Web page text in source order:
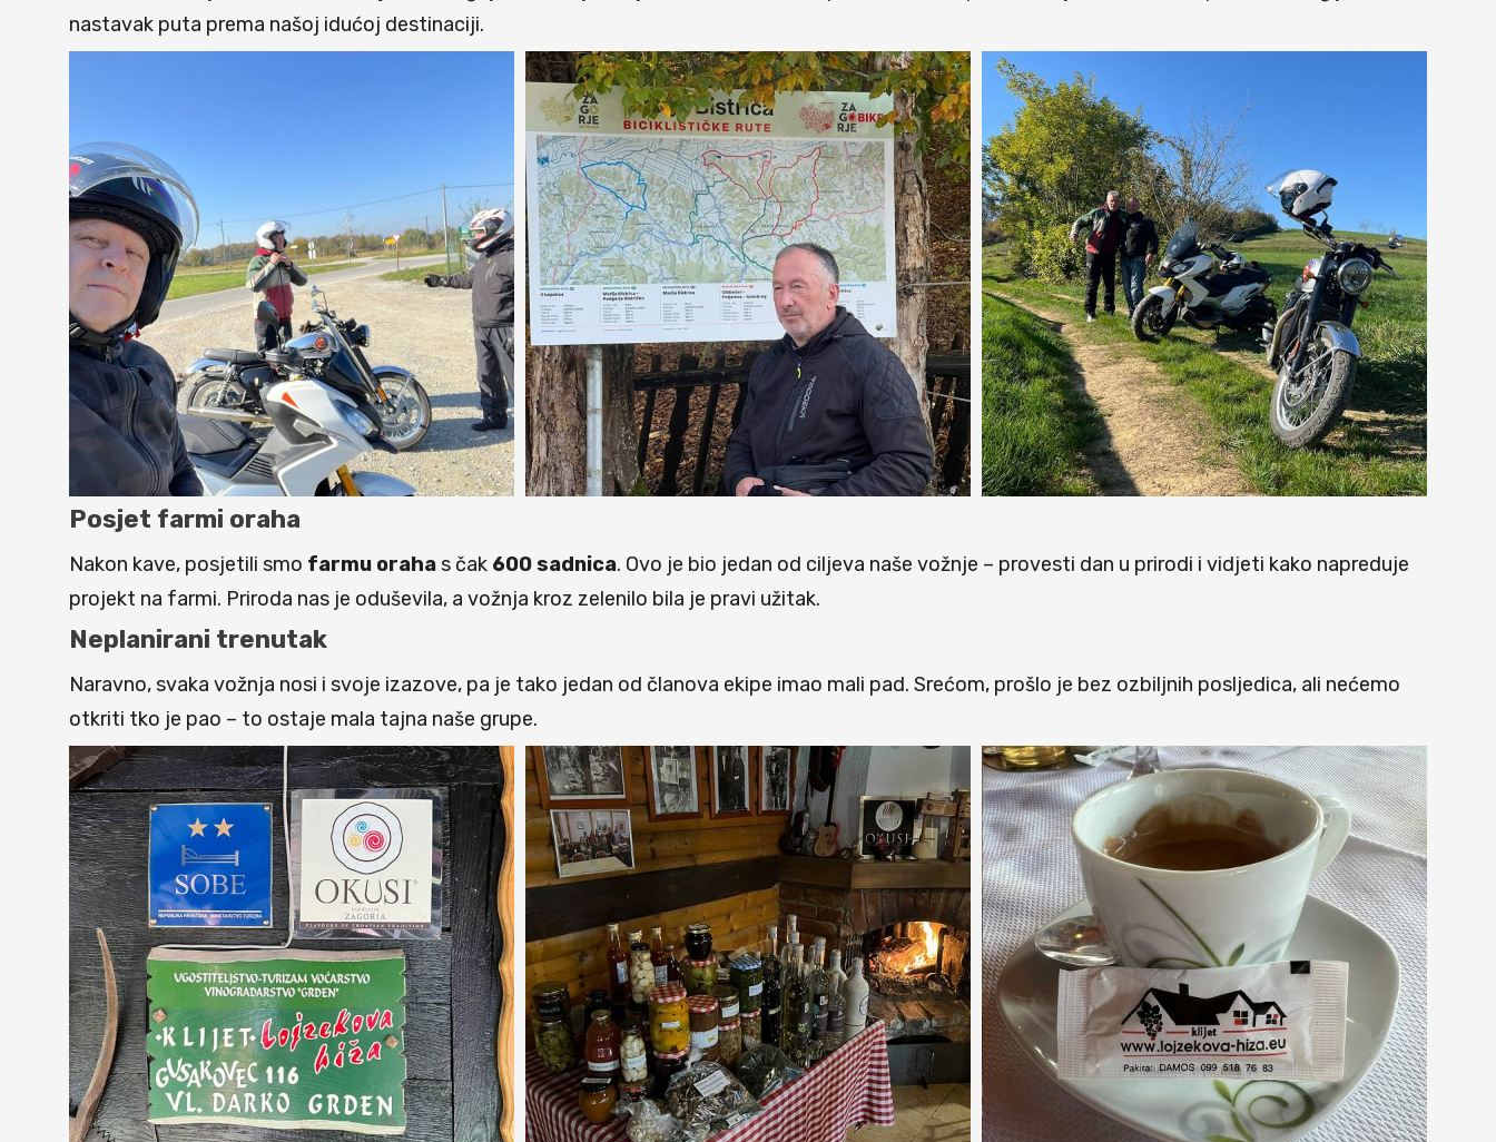
nastavak puta prema našoj idućoj destinaciji.
Posjet farmi oraha
Nakon kave, posjetili smo farmu orahas čak 600 sadnica. Ovo je bio jedan od ciljeva naše vožnje – provesti dan u prirodi i vidjeti kako napreduje
projekt na farmi. Priroda nas je oduševila, a vožnja kroz zelenilo bila je pravi užitak.
Neplanirani trenutak
Naravno, svaka vožnja nosi i svoje izazove, pa je tako jedan od članova ekipe imao mali pad. Srećom, prošlo je bez ozbiljnih posljedica, ali nećemo
otkriti tko je pao – to ostaje mala tajna naše grupe.